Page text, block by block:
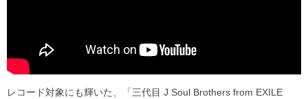
レコード対象にも輝いた、「三代目 J Soul Brothers from EXILE